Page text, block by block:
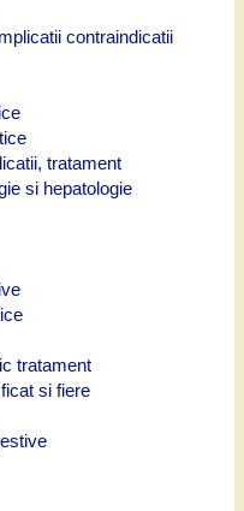
contraindicatii
tratament
si hepatologie
tratament
si fiere